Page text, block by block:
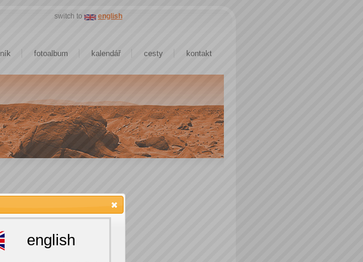
switch to english
fotoalbum kalendář cesty kontakt
english